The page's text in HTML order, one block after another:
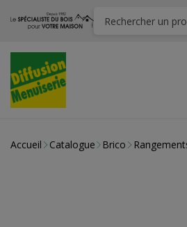
Accueil Catalogue Brico